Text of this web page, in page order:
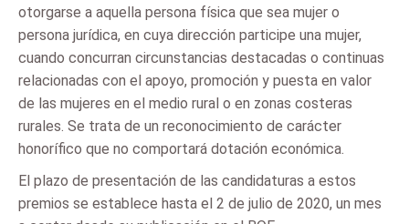
otorgarse a aquella persona física que sea mujer o
persona jurídica, en cuya dirección participe una mujer,
cuando concurran circunstancias destacadas o continuas
relacionadas con el apoyo, promoción y puesta en valor
de las mujeres en el medio rural o en zonas costeras
rurales. Se trata de un reconocimiento de carácter
honorífico que no comportará dotación económica.
El plazo de presentación de las candidaturas a estos
premios se establece hasta el 2 de julio de 2020, un mes